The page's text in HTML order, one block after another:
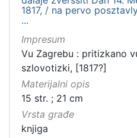
1817, / na pervo
...
Impresum
Vu Zagrebu : pritizkano
szlovotizki, [1817?]
Materijalni opis
15 str. ; 21 cm
Vrsta građe
knjiga